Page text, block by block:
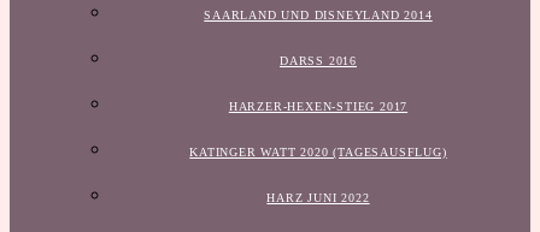
SAARLAND UND DISNEYLAND 2014
DARSS 2016
HARZER-HEXEN-STIEG 2017
KATINGER WATT 2020 (TAGESAUSFLUG)
HARZ JUNI 2022